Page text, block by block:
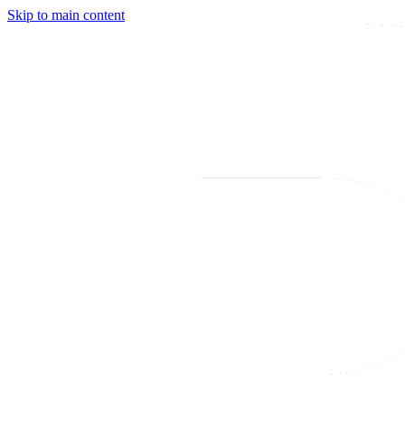
Skip to main content